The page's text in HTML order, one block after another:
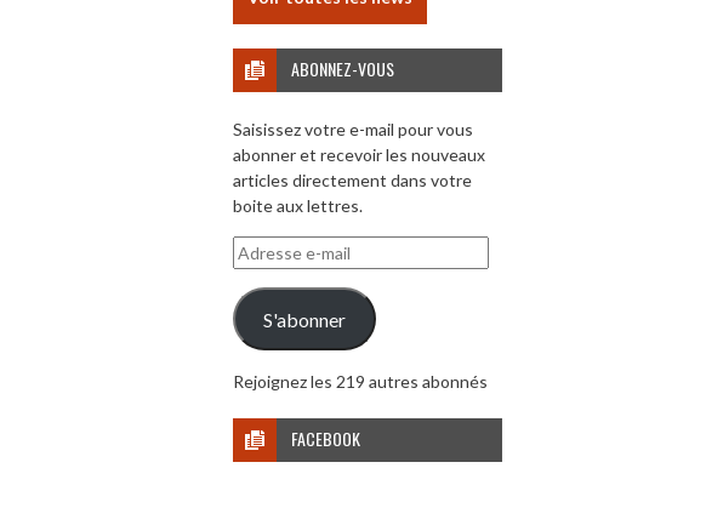
ABONNEZ-VOUS
Saisissez votre e-mail pour vous
abonner et recevoir les nouveaux
articles directement dans votre
boite aux lettres.
Adresse
e-
mail
S'abonner
Rejoignez les 219 autres abonnés
FACEBOOK